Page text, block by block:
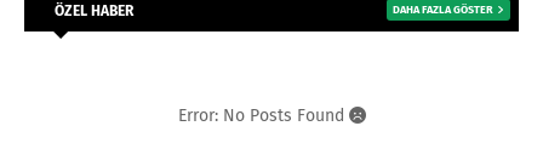
ÖZEL HABER DAHA FAZLA GÖSTER
Error: No Posts Found